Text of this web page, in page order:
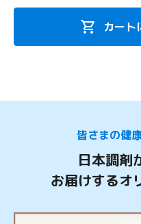
カート
皆さまの健
日本調剤
お届けするオ